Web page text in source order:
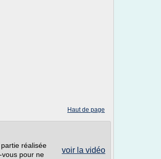
Haut de page
voir la vidéo
réalisée
vous pour ne